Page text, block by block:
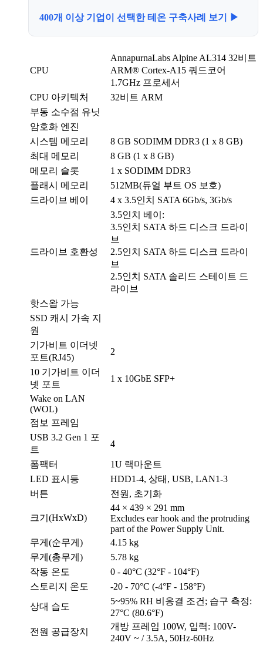
400개 이상 기업이 선택한 테온 구축사례 보기 ▶
CPU
AnnapurnaLabs Alpine AL314 32비트
ARM® Cortex-A15 쿼드코어
1.7GHz 프로세서
CPU 아키텍처
32비트 ARM
부동 소수점 유닛
암호화 엔진
시스템 메모리
8 GB SODIMM DDR3 (1 x 8 GB)
최대 메모리
8 GB (1 x 8 GB)
메모리 슬롯
1 x SODIMM DDR3
플래시 메모리
512MB(듀얼 부트 OS 보호)
드라이브 베이
4 x 3.5인치 SATA 6Gb/s, 3Gb/s
드라이브 호환성
3.5인치 베이:
3.5인치 SATA 하드 디스크 드라이
브
2.5인치 SATA 하드 디스크 드라이
브
2.5인치 SATA 솔리드 스테이트 드
라이브
핫스왑 가능
SSD 캐시 가속 지
원
기가비트 이더넷
포트(RJ45)
2
10 기가비트 이더
넷 포트
1 x 10GbE SFP+
Wake on LAN
(WOL)
점보 프레임
USB 3.2 Gen 1 포
트
4
폼팩터
1U 랙마운트
LED 표시등
HDD1-4, 상태, USB, LAN1-3
버튼
전원, 초기화
크기(HxWxD)
44 × 439 × 291 mm
Excludes ear hook and the protruding
part of the Power Supply Unit.
무게(순무게)
4.15 kg
무게(총무게)
5.78 kg
작동 온도
0 - 40°C (32°F - 104°F)
스토리지 온도
-20 - 70°C (-4°F - 158°F)
상대 습도
5~95% RH 비응결 조건; 습구 측정:
27°C (80.6°F)
전원 공급장치
개방 프레임 100W, 입력: 100V-
240V ~ / 3.5A, 50Hz-60Hz